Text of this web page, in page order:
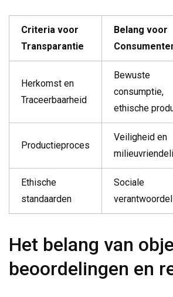
Criteria voor
Transparantie
Belang voor
Herkomst en
Traceerbaarheid
Bewuste
consumptie,
ethische
Productieproces
Veiligheid en
Ethische
standaarden
Sociale
Het belang van
beoordelingen en